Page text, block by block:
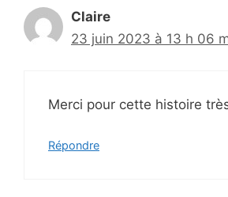
Claire
23 juin 2023 à 13 h 06
Merci pour cette histoire
Répondre